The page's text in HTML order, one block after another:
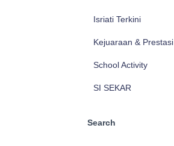
Isriati Terkini
Kejuaraan & Prestasi
School Activity
SI SEKAR
Search